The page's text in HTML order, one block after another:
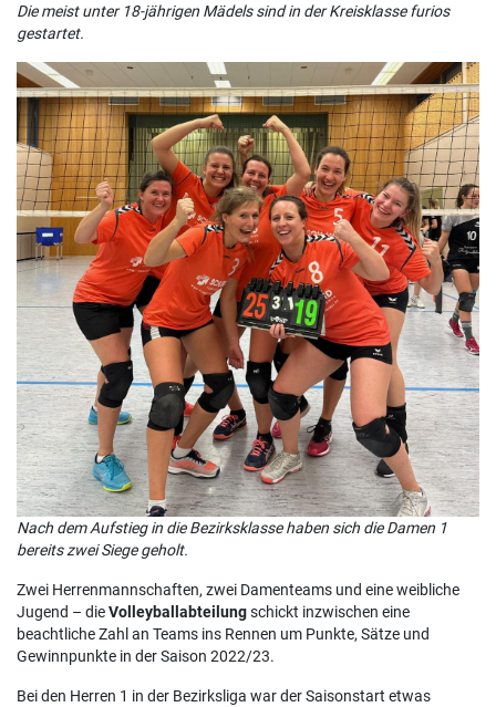
Die meist unter 18-jährigen Mädels sind in der Kreisklasse furios
gestartet.
Nach dem Aufstieg in die Bezirksklasse haben sich die Damen 1
bereits zwei Siege geholt.
Zwei Herrenmannschaften, zwei Damenteams und eine weibliche
Jugend – dieVolleyballabteilungschickt inzwischen eine
beachtliche Zahl an Teams ins Rennen um Punkte, Sätze und
Gewinnpunkte in der Saison 2022/23.
Bei den Herren 1 in der Bezirksliga war der Saisonstart etwas